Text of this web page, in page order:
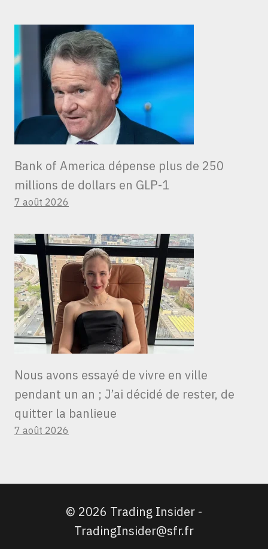
Bank of America dépense plus de 250
millions de dollars en GLP-1
7 août 2026
Nous avons essayé de vivre en ville
pendant un an ; J’ai décidé de rester, de
quitter la banlieue
7 août 2026
© 2026 Trading Insider -
TradingInsider@sfr.fr